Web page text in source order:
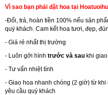
Vì sao bạn phải đặt hoa tại
-Đổi, trả, hoàn tiền 100% nếu sản
quý khách. Cam kết hoa tươi, đẹp,
- Giá rẻ nhất thị trường
- Luôn gởi hình trước và sau khi
- Tư vấn nhiệt tình
- Giao hoa nhanh chóng (2 giờ) từ
yêu cầu quý khách